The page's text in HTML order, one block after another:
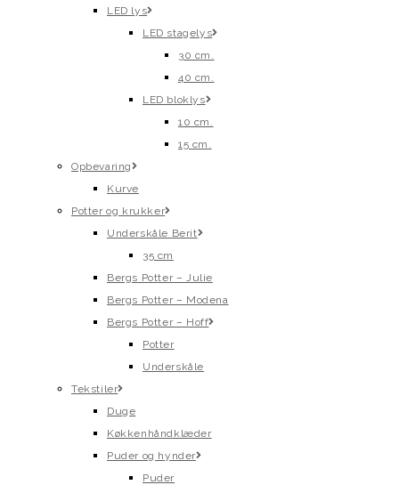
LED lys
LED stagelys
30 cm.
40 cm.
LED bloklys
10 cm.
15 cm.
Opbevaring
Kurve
Potter og krukker
Underskåle Berit
35 cm
Bergs Potter – Julie
Bergs Potter – Modena
Bergs Potter – Hoff
Potter
Underskåle
Tekstiler
Duge
Køkkenhåndklæder
Puder og hynder
Puder